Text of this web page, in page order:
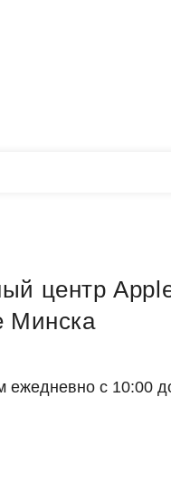
центр
Минска
ежедневно с 10:00